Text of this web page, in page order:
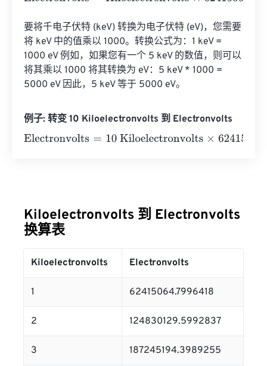
要将千电子伏特 (keV) 转换为电子伏特 (eV)，您需要
将 keV 中的值乘以 1000。转换公式为：1 keV =
1000 eV 例如，如果您有一个 5 keV 的数值，则可以
将其乘以 1000 将其转换为 eV：5 keV * 1000 =
5000 eV 因此，5 keV 等于 5000 eV。
例子: 转变 10 Kiloelectronvolts 到 Electronvolts
Electronvolts=10 Kiloelectronvolts×62415064.79964183
Kiloelectronvolts 到 Electronvolts
换算表
Kiloelectronvolts Electronvolts
1 62415064.7996418
2 124830129.5992837
3 187245194.3989255